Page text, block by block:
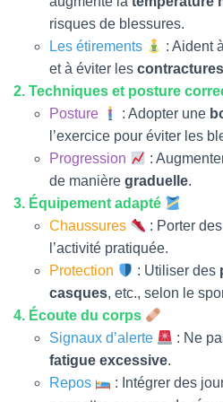
risques de blessures.
Les étirements
: Aident
et à éviter les contractures
2. Techniques et posture
Posture
: Adopter une
l’exercice pour éviter les
Progression
:
de manière graduelle.
3. Équipement adapté
Chaussures
: Porter
l’activité pratiquée.
Protection
: Utiliser des
casques, etc., selon le
4. Écoute du corps
Signaux d’alerte
: Ne
fatigue excessive.
Repos
: Intégrer des